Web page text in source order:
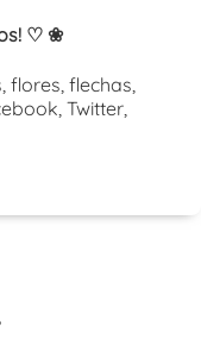
♡ ❀
flechas,
Twitter,